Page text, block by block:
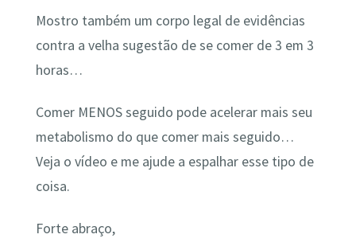
Mostro também um corpo legal de evidências
contra a velha sugestão de se comer de 3 em 3
horas…
Comer MENOS seguido pode acelerar mais seu
metabolismo do que comer mais seguido…
Veja o vídeo e me ajude a espalhar esse tipo de
coisa.
Forte abraço,